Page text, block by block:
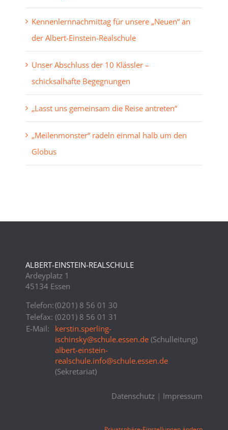
Kennenlernnachmittag für unsere „Neuen“ an
der Albert-Einstein-Realschule
Unser Abschluss der 10 Klässler –
schicksalhafte Begegnungen
„Lasst uns gemeinsam die Reise antreten“
„Meilenmonster“ radeln einmal halb um den
Globus
ALBERT-EINSTEIN-REALSCHULE
Ardeyplatz 1
45134 Essen
Telefon:(0201) 8 56 01 30
Telefax: (0201) 8 56 01 31
E-Mail:
kerstin.sperling-
ischinsky@schule.essen.de(Schulleitung)
albert-einstein-
realschule.info@schule.essen.de
(Sekretariat)
Datenschutz | Impressum